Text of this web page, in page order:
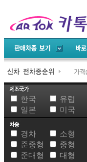
한국
유럽
일본
미국
경차
소형
준중형
중형
준대형
대형